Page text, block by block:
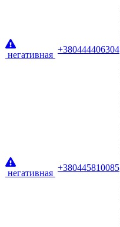
негативная
+380444406304
негативная
+380445810085